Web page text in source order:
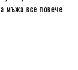
мъжа все повече